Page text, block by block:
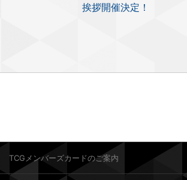
挨拶開催決定！
TCGメンバーズカードのご案内